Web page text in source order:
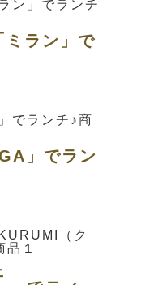
ミラン」で
」でラン